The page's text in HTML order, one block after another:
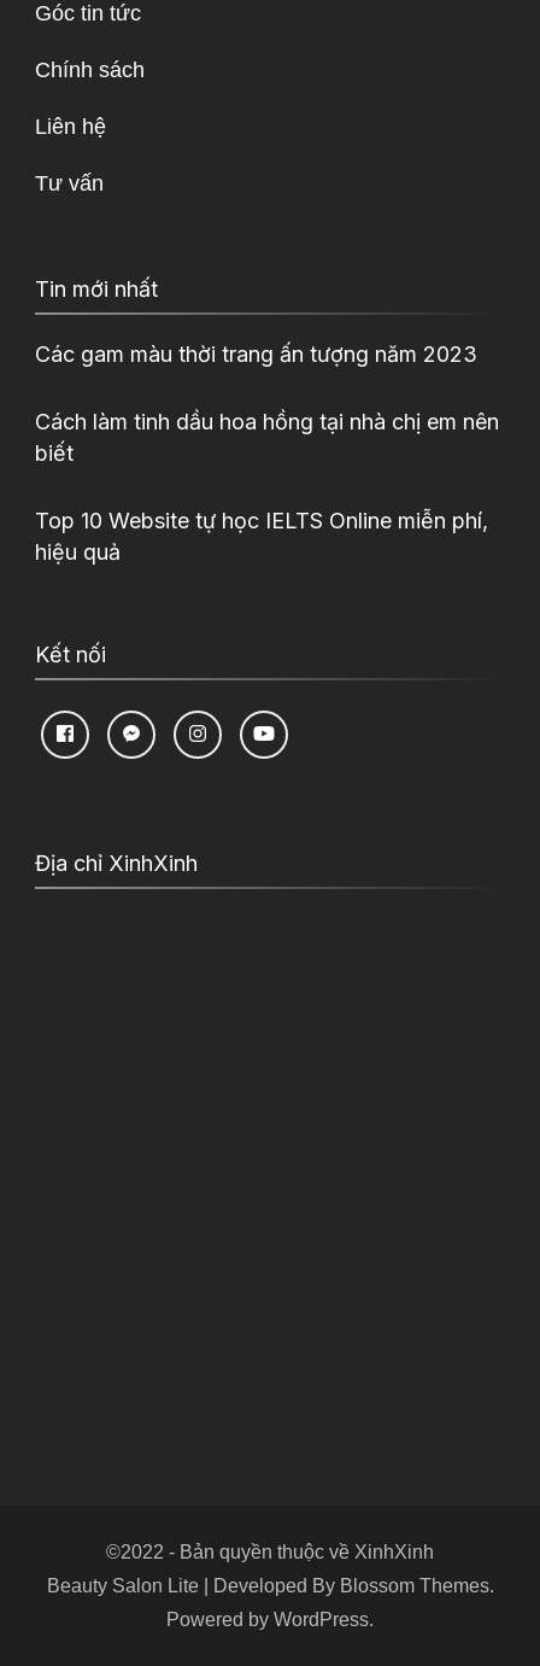
Góc tin tức
Chính sách
Liên hệ
Tư vấn
Tin mới nhất
Các gam màu thời trang ấn tượng năm 2023
Cách làm tinh dầu hoa hồng tại nhà chị em nên
biết
Top 10 Website tự học IELTS Online miễn phí,
hiệu quả
Kết nối
Địa chỉ XinhXinh
©2022 - Bản quyền thuộc về XinhXinh
Beauty Salon Lite | Developed By Blossom Themes.
Powered by WordPress.